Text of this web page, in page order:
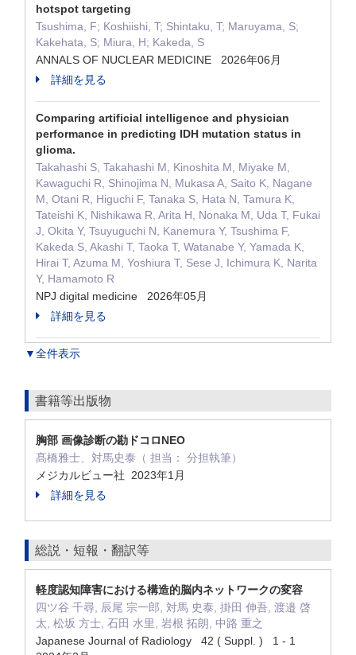
hotspot targeting
Tsushima, F; Koshiishi, T; Shintaku, T; Maruyama, S;
Kakehata, S; Miura, H; Kakeda, S
ANNALS OF NUCLEAR MEDICINE 2026年06月
詳細を見る
Comparing artificial intelligence and physician
performance in predicting IDH mutation status in
glioma.
Takahashi S, Takahashi M, Kinoshita M, Miyake M,
Kawaguchi R, Shinojima N, Mukasa A, Saito K, Nagane
M, Otani R, Higuchi F, Tanaka S, Hata N, Tamura K,
Tateishi K, Nishikawa R, Arita H, Nonaka M, Uda T, Fukai
J, Okita Y, Tsuyuguchi N, Kanemura Y, Tsushima F,
Kakeda S, Akashi T, Taoka T, Watanabe Y, Yamada K,
Hirai T, Azuma M, Yoshiura T, Sese J, Ichimura K, Narita
Y, Hamamoto R
NPJ digital medicine 2026年05月
詳細を見る
▼全件表示
書籍等出版物
胸部 画像診断の勘ドコロNEO
髙橋雅士、対馬史泰（ 担当： 分担執筆）
メジカルビュー社 2023年1月
詳細を見る
総説・短報・翻訳等
軽度認知障害における構造的脳内ネットワークの変容
四ツ谷 千尋, 辰尾 宗一郎, 対馬 史泰, 掛田 伸吾, 渡邉 啓
太, 松坂 方士, 石田 水里, 岩根 拓朗, 中路 重之
Japanese Journal of Radiology 42 ( Suppl. ) 1 - 1